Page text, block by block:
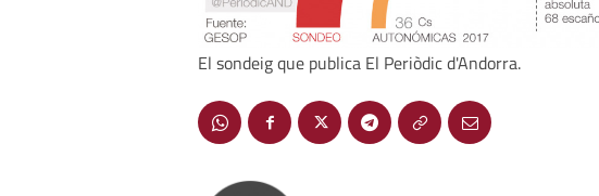
El sondeig que publica El Periòdic d'Andorra.